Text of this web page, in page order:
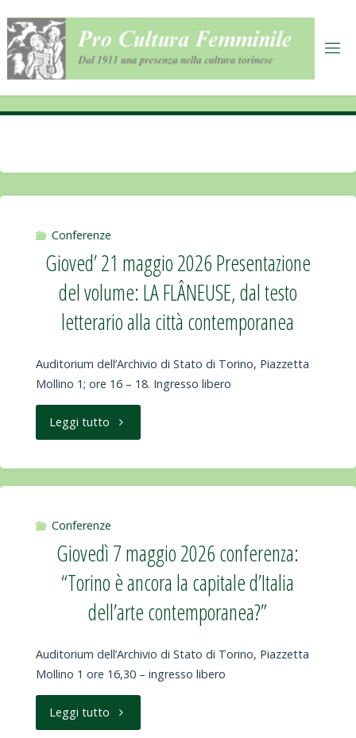
al
contenuto
Conferenze
Gioved’ 21 maggio 2026 Presentazione
del volume: LA FLÂNEUSE, dal testo
letterario alla città contemporanea
Auditorium dell’Archivio di Stato di Torino, Piazzetta
Mollino 1; ore 16 – 18. Ingresso libero
Leggi tutto "Gioved’
maggio
2026
Presentazione
del
LA
FLÂNEUSE,
dal
Conferenze
Giovedì 7 maggio 2026 conferenza:
“Torino è ancora la capitale d’Italia
dell’arte contemporanea?”
Auditorium dell’Archivio di Stato di Torino, Piazzetta
Mollino 1 ore 16,30 – ingresso libero
Leggi tutto "Giovedì